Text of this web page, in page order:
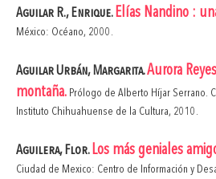
Aguilar R., Enrique.Elías Nandino :
México: Océano, 2000.
Aguilar Urbán, Margarita.Aurora
montaña. Prólogo de Alberto Híjar Serrano.
Instituto Chihuahuense de la Cultura, 2010.
Aguilera, Flor.Los más geniales
Ciudad de Mexico: Centro de Información y